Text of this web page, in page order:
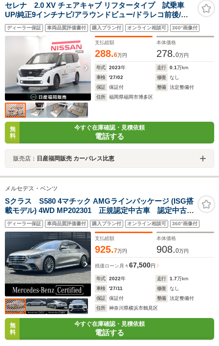
セレナ 2.0 XV チェアキャブ リフタータイプ 試乗車
UP/純正9インチナビ/アラウンドビュー/ドラレコ前後/両
側オートスライドドア/プロパイロット/スマ-トルームミ
ラ-/ETC
ディーラー保証 車両品質評価書付 購入プラン付 オンライン相談可 360°画像付
支払総額
288.6万円
本体価格
278.0万円
年式 2023年 走行 0.1万km
車検
'27/02 修復
なし
保証
保証付 整備
法定整備付
住所
福岡県福岡市博多区
無
料
今すぐ在庫確認・見積依頼
電話する
販売店： 日産福岡販売 カーパレス比恵
メルセデス・ベンツ
Sクラス S580 4マチック AMGラインパッケージ (ISG搭
載モデル) 4WD MP202301 正規認定中古車 認定中古車
保証2年付き AMGラインパッケージ パノラミックス
ライディングルーフ ブルメスターサラウンドサウンド
システム ACC 360°カメラ オートトランク レーダ
ーセーフティ LED USB
ディーラー保証 車両品質評価書付 購入プラン付 オンライン相談可 360°画像付
支払総額
925.7万円
本体価格
908.0万円
残価ローン 月々67,500円
年式 2022年 走行 1.7万km
車検
'27/11 修復
なし
保証
保証付 整備
法定整備付
住所
神奈川県横浜市鶴見区
無
料
今すぐ在庫確認・見積依頼
電話する